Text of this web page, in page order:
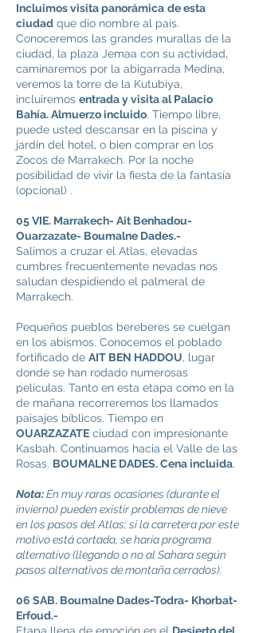
Incluimos visita panorámica de esta
ciudad que dio nombre al país.
Conoceremos las grandes murallas de la
ciudad, la plaza Jemaa con su actividad,
caminaremos por la abigarrada Medina,
veremos la torre de la Kutubiya,
incluiremos entrada y visita al Palacio
Bahía. Almuerzo incluido. Tiempo libre,
puede usted descansar en la piscina y
jardín del hotel, o bien comprar en los
Zocos de Marrakech. Por la noche
posibilidad de vivir la fiesta de la fantasía
(opcional) .
05 VIE. Marrakech- Ait Benhadou-
Ouarzazate- Boumalne Dades.-
Salimos a cruzar el Atlas, elevadas
cumbres frecuentemente nevadas nos
saludan despidiendo el palmeral de
Marrakech.
Pequeños pueblos bereberes se cuelgan
en los abismos. Conocemos el poblado
fortificado de AIT BEN HADDOU, lugar
donde se han rodado numerosas
películas. Tanto en esta etapa como en la
de mañana recorreremos los llamados
paisajes bíblicos. Tiempo en
OUARZAZATE ciudad con impresionante
Kasbah. Continuamos hacia el Valle de las
Rosas. BOUMALNE DADES. Cena incluida.
Nota:En muy raras ocasiones (durante el
invierno) pueden existir problemas de nieve
en los pasos del Atlas; si la carretera por este
motivo está cortada, se haría programa
alternativo (llegando o no al Sahara según
pasos alternativos de montaña cerrados).
06 SAB. Boumalne Dades-Todra- Khorbat-
Erfoud.-